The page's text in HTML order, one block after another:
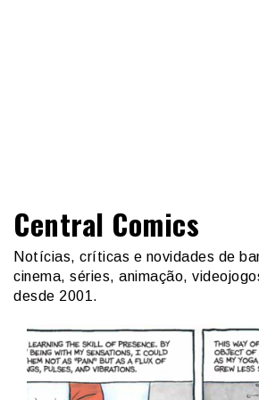
Central Comics
Notícias, críticas e novidades de
cinema, séries, animação,
desde 2001.